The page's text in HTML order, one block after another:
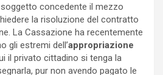
concedente il mezzo
la risoluzione del contratto
La Cassazione ha recentemente
gli estremi dell’appropriazione
il privato cittadino si tenga la
pur non avendo pagato le